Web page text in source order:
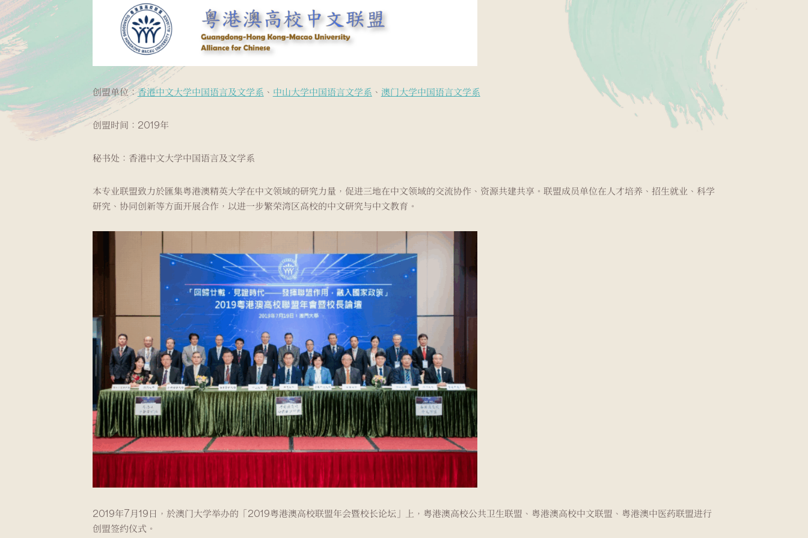
创盟单位：香港中文大学中国语言及文学系 、 中山大学中国语言文学系 、 澳门大学中国语言文学系
创盟时间： 2019年
秘书处： 香港中文大学中国语言及文学系
本专业联盟致力於匯集粤港澳精英大学在中文领域的研究力量，促进三地在中文领域的交流协作、资源共建共享。联盟成员单位在人才培养、招生就业、科学
研究、协同创新等方面开展合作，以进一步繁荣湾区高校的中文研究与中文教育。
2019年7月19日，於澳门大学举办的「2019粤港澳高校联盟年会暨校长论坛」上，粤港澳高校公共卫生联盟、粤港澳高校中文联盟、粤港澳中医药联盟进行
创盟签约仪式。